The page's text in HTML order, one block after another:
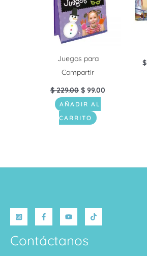
Juegos para
Compartir
$229.00 $ 99.00
AÑADIR AL
CARRITO
$
Contáctanos